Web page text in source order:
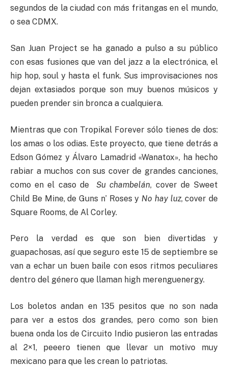
segundos de la ciudad con más fritangas en el mundo,
o sea CDMX.
San Juan Project se ha ganado a pulso a su público
con esas fusiones que van del jazz a la electrónica, el
hip hop, soul y hasta el funk. Sus improvisaciones nos
dejan extasiados porque son muy buenos músicos y
pueden prender sin bronca a cualquiera.
Mientras que con Tropikal Forever sólo tienes de dos:
los amas o los odias. Este proyecto, que tiene detrás a
Edson Gómez y Álvaro Lamadrid «Wanatox», ha hecho
rabiar a muchos con sus cover de grandes canciones,
como en el caso de Su chambelán, cover de Sweet
Child Be Mine, de Guns n’ Roses y No hay luz, cover de
Square Rooms, de Al Corley.
Pero la verdad es que son bien divertidas y
guapachosas, así que seguro este 15 de septiembre se
van a echar un buen baile con esos ritmos peculiares
dentro del género que llaman high merenguenergy.
Los boletos andan en 135 pesitos que no son nada
para ver a estos dos grandes, pero como son bien
buena onda los de Circuito Indio pusieron las entradas
al 2×1, peeero tienen que llevar un motivo muy
mexicano para que les crean lo patriotas.